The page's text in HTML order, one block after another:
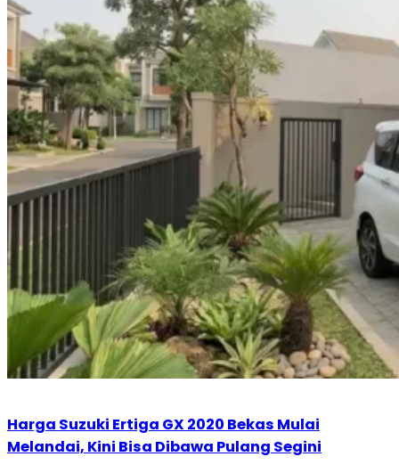
Harga Suzuki Ertiga GX 2020 Bekas Mulai
Melandai, Kini Bisa Dibawa Pulang Segini